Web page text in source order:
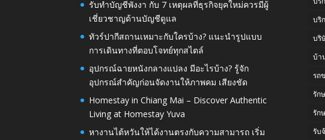
รับทำบัญชีพังงา กับ 7 เหตุผลที่ธุรกิจยุคใหม่ควรมีผู้
เชี่ยวชาญด้านบัญชีดูแล
ทัวร์ปากีสถานเหมาะกับใครบ้าง? แนะนำรูปแบบ
การเดินทางที่ตอบโจทย์ทุกสไตล์
อุปกรณ์ฉายหนังกลางแปลง มีอะไรบ้าง? รู้จัก
อุปกรณ์สำคัญก่อนจัดงานให้ภาพคม เสียงชัด
Homestay in Chiang Mai – Discover Authentic
Living at Homestay Yuva
หางานไต้หวันให้ได้งานตรงกับความสามารถ เริ่ม
บริ
บริ
บ้า
รถ
รัก
รัก
รับ